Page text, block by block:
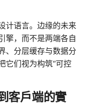
计语言。边缘的未来
擎，而不是两端各自
、分层缓存与数据分
它们视为构筑“可控
客戶端的實